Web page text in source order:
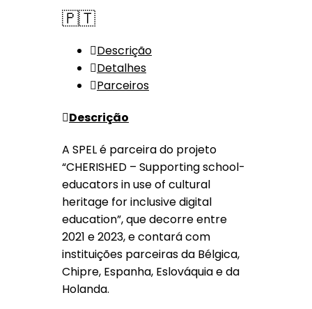
🇵🇹
Descrição
Detalhes
Parceiros
Descrição
A SPEL é parceira do projeto
“CHERISHED – Supporting school-
educators in use of cultural
heritage for inclusive digital
education”, que decorre entre
2021 e 2023, e contará com
instituições parceiras da Bélgica,
Chipre, Espanha, Eslováquia e da
Holanda.